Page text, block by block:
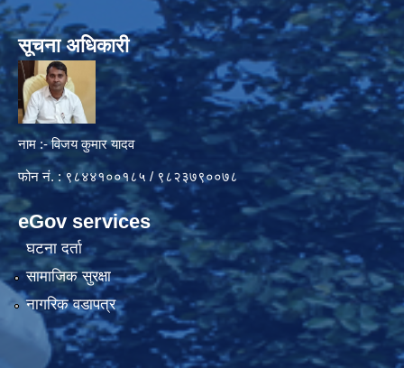
सूचना अधिकारी
नाम :- विजय कुमार यादव
फोन नं. : ९८४४१००१८५ / ९८२३७९००७८
eGov services
घटना दर्ता
सामाजिक सुरक्षा
नागरिक वडापत्र